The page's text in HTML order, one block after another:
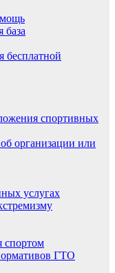
база
бесплатной
спортивных
организации или
услугах
спортом
ГТО